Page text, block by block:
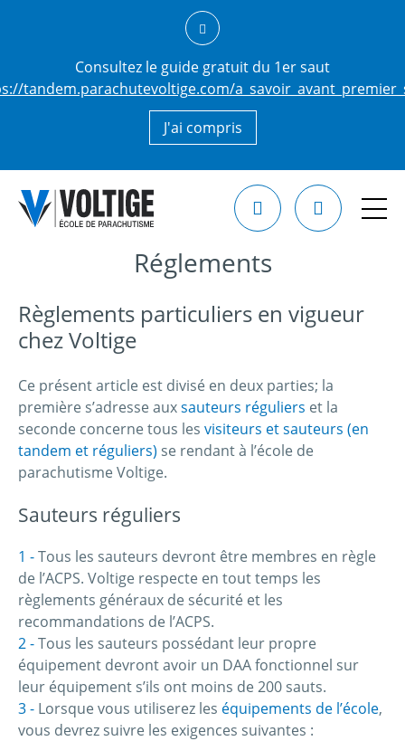
Consultez le guide gratuit du 1er saut
tandem.parachutevoltige.com/
J'ai compris
Réglements
Règlements particuliers en vigueur
chez Voltige
Ce présent article est divisé en deux parties; la
première s’adresse auxsauteurs réguliers et la
seconde concerne tous les visiteurs et sauteurs (en
tandem et réguliers) se rendant à l’école de
parachutisme Voltige.
Sauteurs réguliers
Tous les sauteurs devront être membres en règle
de l’ACPS. Voltige respecte en tout temps les
règlements généraux de sécurité et les
recommandations de l’ACPS.
Tous les sauteurs possédant leur propre
équipement devront avoir un DAA fonctionnel sur
leur équipement s’ils ont moins de 200 sauts.
Lorsque vous utiliserez les équipements de l’école,
vous devrez suivre les exigences suivantes :